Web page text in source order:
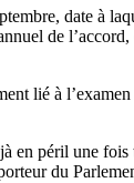
date à
de
lié à
en péril une
du